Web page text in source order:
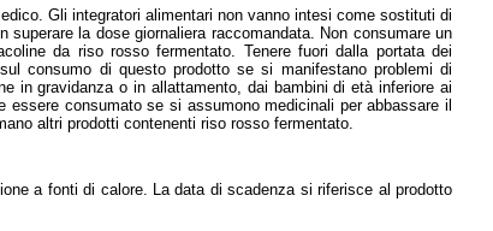
Gli integratori alimentari non vanno intesi come sostituti di
la dose giornaliera raccomandata. Non consumare un
da riso rosso fermentato. Tenere fuori dalla portata dei
consumo di questo prodotto se si manifestano problemi di
in gravidanza o in allattamento, dai bambini di età inferiore ai
consumato se si assumono medicinali per abbassare il
altri prodotti contenenti riso rosso fermentato.
a fonti di calore. La data di scadenza si riferisce al prodotto